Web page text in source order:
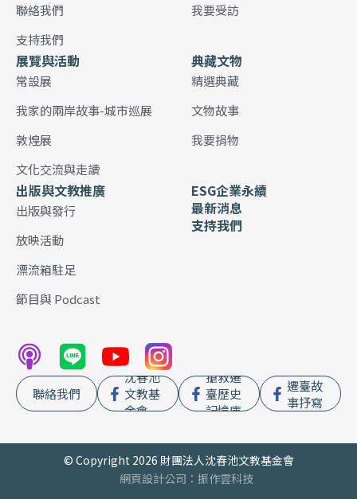
聯絡我們
支持我們
我要受訪
展覽與活動
常設展
我家的兩岸故事-城市巡展
敦煌展
文化交流與走讀
典藏文物
精選典藏
文物故事
我要捐物
出版與文教推廣
出版與發行
放映活動
漂流箱駐足
節目與 Podcast
ESG企業永續
最新消息
支持我們
聯絡我們
沈春池
文教基
金會
搶救遷
臺歷史
記憶庫
遷臺故
事抒寫
© Copyright 2026 財團法人沈春池文教基金會
網頁設計公司 ：振作雲科技